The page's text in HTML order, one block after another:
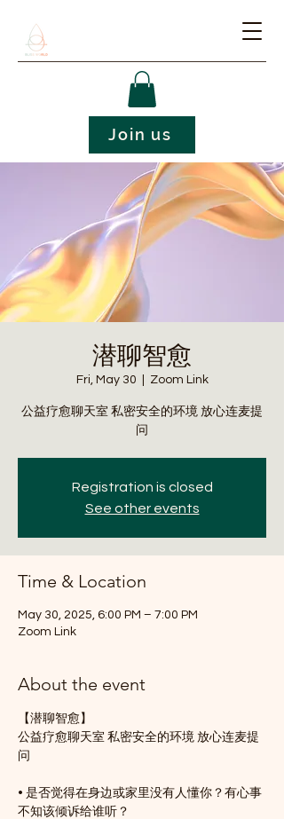
Join us
潜聊智愈
Fri, May 30 Zoom Link
公益疗愈聊天室 私密安全的环境 放心连麦提
问
Registration is closed
See other events
Time & Location
May 30, 2025, 6:00 PM – 7:00 PM
Zoom Link
About the event
【潜聊智愈】
公益疗愈聊天室 私密安全的环境 放心连麦提
问
• 是否觉得在身边或家里没有人懂你？有心事
不知该倾诉给谁听？